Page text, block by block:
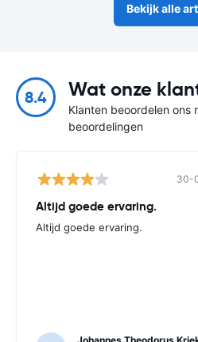
Bekijk alle
8.4 Wat onze
Klanten beoordelen
beoordelingen
30-
Altijd goede ervaring.
Altijd goede ervaring.